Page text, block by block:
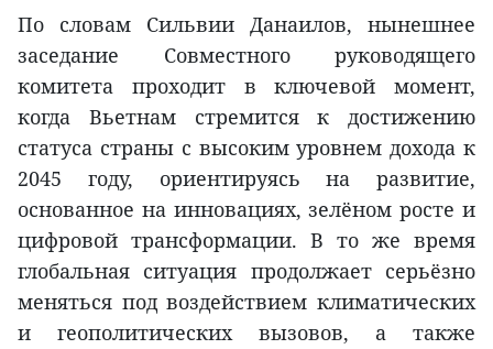
По словам Сильвии Данаилов, нынешнее
заседание Совместного руководящего
комитета проходит в ключевой момент,
когда Вьетнам стремится к достижению
статуса страны с высоким уровнем дохода к
2045 году, ориентируясь на развитие,
основанное на инновациях, зелёном росте и
цифровой трансформации. В то же время
глобальная ситуация продолжает серьёзно
меняться под воздействием климатических
и геополитических вызовов, а также